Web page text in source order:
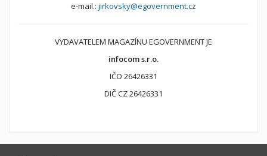
e-mail.: jirkovsky@egovernment.cz
VYDAVATELEM MAGAZÍNU EGOVERNMENT JE
infocom s.r.o.
IČO 26426331
DIČ CZ 26426331